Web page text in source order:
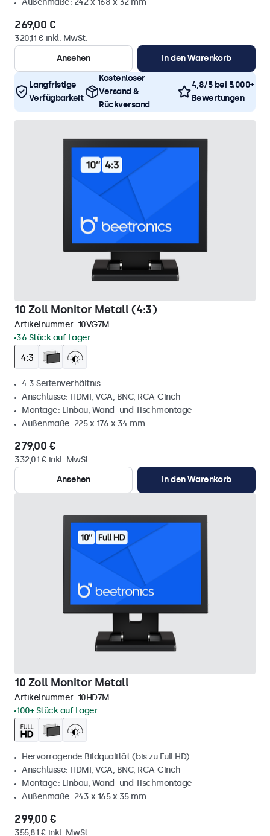
Außenmaße: 242 x 168 x 32 mm
269,00 €
320,11 € inkl. MwSt.
Ansehen
In den Warenkorb
Langfristige
Verfügbarkeit
Kostenloser
Versand &
Rückversand
4,8/5 bei 5.000+
Bewertungen
10 Zoll Monitor Metall (4:3)
Artikelnummer: 10VG7M
36 Stück auf Lager
4:3 Seitenverhältnis
Anschlüsse: HDMI, VGA, BNC, RCA-Cinch
Montage: Einbau, Wand- und Tischmontage
Außenmaße: 225 x 176 x 34 mm
279,00 €
332,01 € inkl. MwSt.
Ansehen
In den Warenkorb
10 Zoll Monitor Metall
Artikelnummer: 10HD7M
100+ Stück auf Lager
Hervorragende Bildqualität (bis zu Full HD)
Anschlüsse: HDMI, VGA, BNC, RCA-Cinch
Montage: Einbau, Wand- und Tischmontage
Außenmaße: 243 x 165 x 35 mm
299,00 €
355,81 € inkl. MwSt.